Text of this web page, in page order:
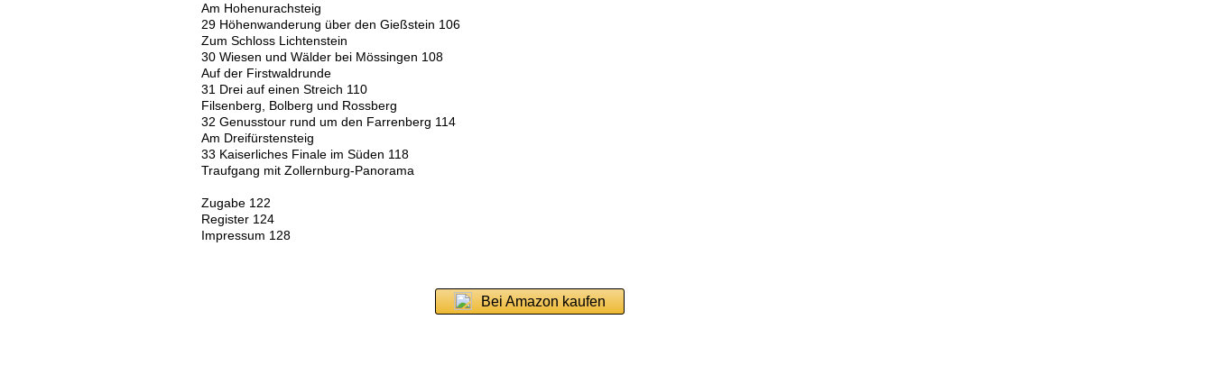
Am Hohenurachsteig
29 Höhenwanderung über den Gießstein 106
Zum Schloss Lichtenstein
30 Wiesen und Wälder bei Mössingen 108
Auf der Firstwaldrunde
31 Drei auf einen Streich 110
Filsenberg, Bolberg und Rossberg
32 Genusstour rund um den Farrenberg 114
Am Dreifürstensteig
33 Kaiserliches Finale im Süden 118
Traufgang mit Zollernburg-Panorama
Zugabe 122
Register 124
Impressum 128
Bei Amazon kaufen